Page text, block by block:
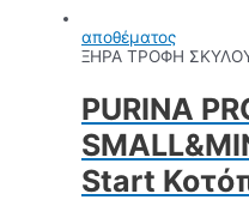
αποθέματος
ΞΗΡΑ ΤΡΟΦΗ
PURINA
Start